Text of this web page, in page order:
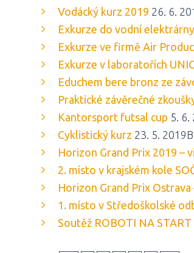
Vodácký kurz 2019 26. 6.
Exkurze do vodní
Exkurze ve firmě Air
Exkurze v laboratořích
Educhem bere bronz ze
Praktické závěrečné
Kantorsport futsal cup 5. 6.
Cyklistický kurz 23. 5.
Horizon Grand Prix 2019 –
2. místo v krajském kole
Horizon Grand Prix
1. místo v Středoškolské
Soutěž ROBOTI NA START